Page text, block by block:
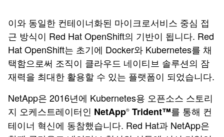
이와 동일한 컨테이너화된 마이크로서비스 중심 접
근 방식이 Red Hat OpenShift의 기반이 됩니다. Red
Hat OpenShift는 초기에 Docker와 Kubernetes를 채
택함으로써 조직이 클라우드 네이티브 솔루션의 잠
재력을 최대한 활용할 수 있는 플랫폼이 되었습니다.
NetApp은 2016년에 Kubernetes용 오픈소스 스토리
지 오케스트레이터인 NetApp® Trident™를 통해 컨
테이너 혁신에 동참했습니다. Red Hat과 NetApp은